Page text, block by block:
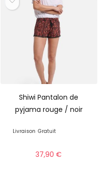
Shiwi Pantalon de
pyjama rouge / noir
Livraison Gratuit
37,90€